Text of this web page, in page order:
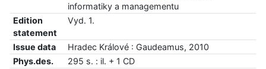
informatiky a managementu
Edition
statement
Vyd. 1.
Issue data
Hradec Králové : Gaudeamus, 2010
Phys.des.
295 s. : il. + 1 CD